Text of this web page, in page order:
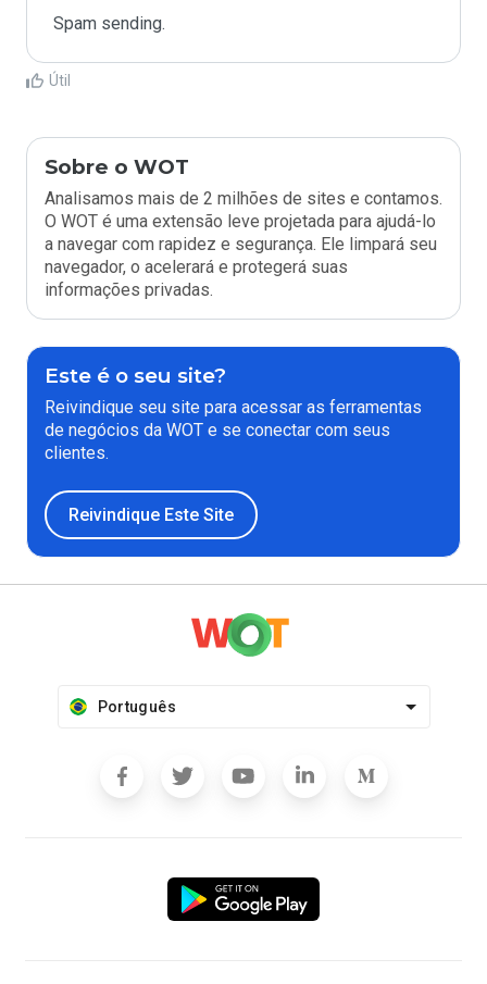
Spam sending.
Útil
Sobre o WOT
Analisamos mais de 2 milhões de sites e contamos.
O WOT é uma extensão leve projetada para ajudá-lo
a navegar com rapidez e segurança. Ele limpará seu
navegador, o acelerará e protegerá suas
informações privadas.
Este é o seu site?
Reivindique seu site para acessar as ferramentas
de negócios da WOT e se conectar com seus
clientes.
Reivindique Este Site
Português